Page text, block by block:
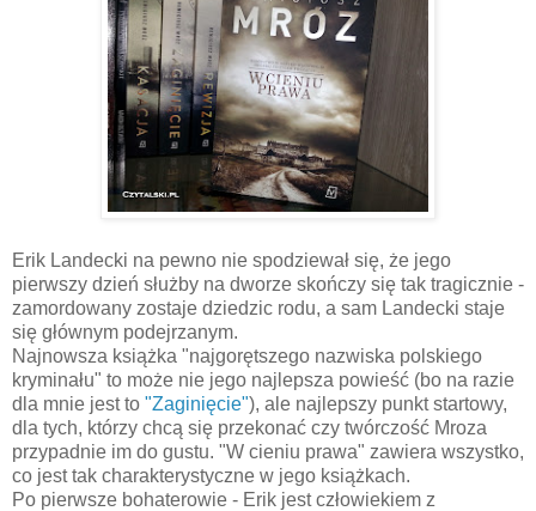
Erik Landecki na pewno nie spodziewał się, że jego
pierwszy dzień służby na dworze skończy się tak tragicznie -
zamordowany zostaje dziedzic rodu, a sam Landecki staje
się głównym podejrzanym.
Najnowsza książka "najgorętszego nazwiska polskiego
kryminału" to może nie jego najlepsza powieść (bo na razie
dla mnie jest to "Zaginięcie"), ale najlepszy punkt startowy,
dla tych, którzy chcą się przekonać czy twórczość Mroza
przypadnie im do gustu. "W cieniu prawa" zawiera wszystko,
co jest tak charakterystyczne w jego książkach.
Po pierwsze bohaterowie - Erik jest człowiekiem z